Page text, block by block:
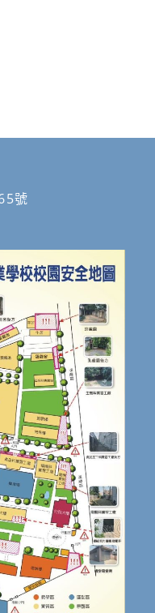
號